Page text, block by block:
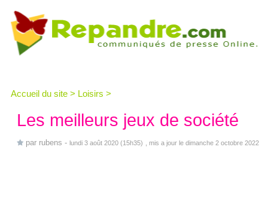
Accueil du site > Loisirs >
Les meilleurs jeux de société
par rubens - lundi 3 août 2020 (15h35) , mis a jour le dimanche 2 octobre 2022